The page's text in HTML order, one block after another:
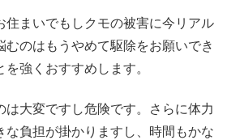
住まいでもしクモの被害に今リアル
むのはもうやめて駆除をお願いでき
強くおすすめします。
は大変ですし危険です。さらに体力
な負担が掛かりますし、時間もかな